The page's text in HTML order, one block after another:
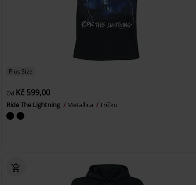
Plus Size
Od Kč 599,00
Ride The Lightning Metallica Tričko